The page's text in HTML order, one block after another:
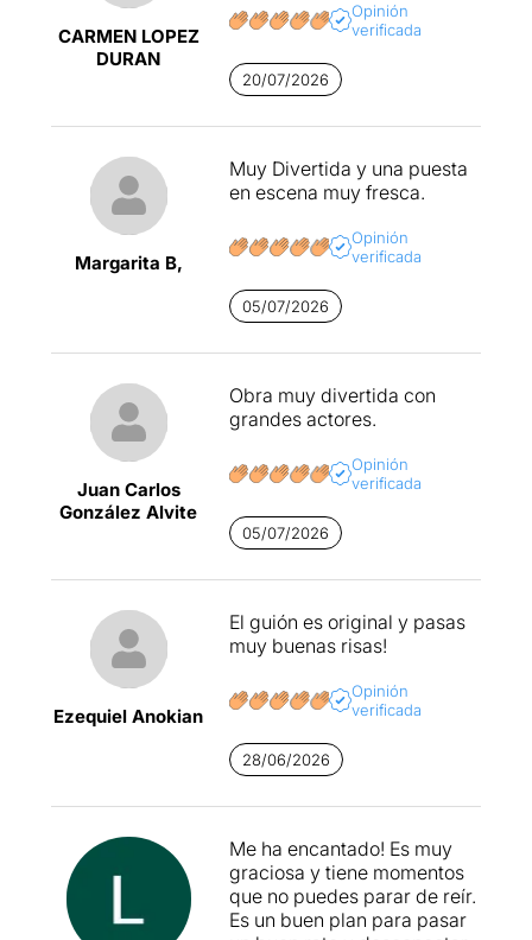
CARMEN LOPEZ
DURAN
Opinión
verificada
20/07/2026
Margarita B,
Muy Divertida y una puesta
en escena muy fresca.
Opinión
verificada
05/07/2026
Juan Carlos
González Alvite
Obra muy divertida con
grandes actores.
Opinión
verificada
05/07/2026
Ezequiel Anokian
El guión es original y pasas
muy buenas risas!
Opinión
verificada
28/06/2026
Me ha encantado! Es muy
graciosa y tiene momentos
que no puedes parar de reír.
Es un buen plan para pasar